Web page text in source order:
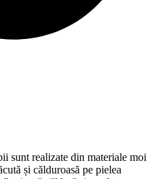
sunt realizate din materiale moi
și călduroasă pe pielea